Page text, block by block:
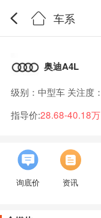
车系
奥迪A4L
级别：中型车 关注度：
指导价:28.68-40.18万
询底价 资讯